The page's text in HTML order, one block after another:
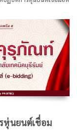
หุ่นยนต์เชื่อม